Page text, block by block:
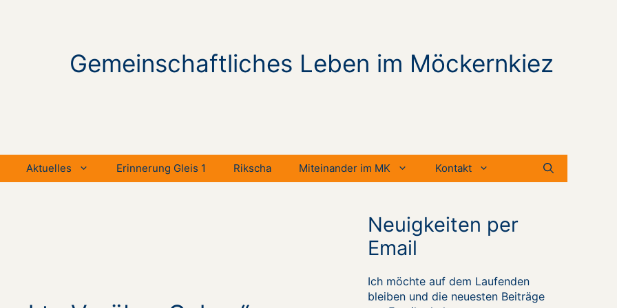
Gemeinschaftliches Leben im Möckernkiez
Aktuelles Erinnerung Gleis 1 Rikscha Miteinander im MK Kontakt
Neuigkeiten per
Email
Ich möchte auf dem Laufenden
bleiben und die neuesten Beiträge